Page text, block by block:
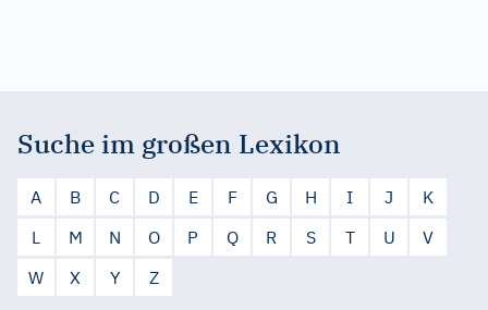
Suche im großen Lexikon
A B C D E F G H I J
K
L
M N O P Q R S T U
V
W
X Y Z